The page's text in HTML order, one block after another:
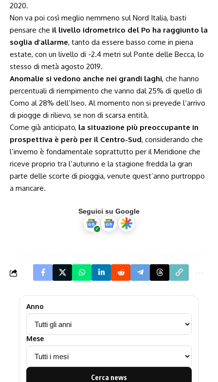
2020.
Non va poi così meglio nemmeno sul Nord Italia, basti
pensare che il livello idrometrico del Po ha raggiunto la
soglia d’allarme, tanto da essere basso come in piena
estate, con un livello di -2.4 metri sul Ponte delle Becca, lo
stesso di metà agosto 2019.
Anomalie si vedono anche nei grandi laghi, che hanno
percentuali di riempimento che vanno dal 25% di quello di
Como al 28% dell’Iseo. Al momento non si prevede l’arrivo
di piogge di rilievo, se non di scarsa entità.
Come già anticipato, la situazione più preoccupante in
prospettiva è però per il Centro-Sud, considerando che
l’inverno è fondamentale soprattutto per il Meridione che
riceve proprio tra l’autunno e la stagione fredda la gran
parte delle scorte di pioggia, venute quest’anno purtroppo
a mancare.
Seguici su Google
Anno
Mese
Cerca news